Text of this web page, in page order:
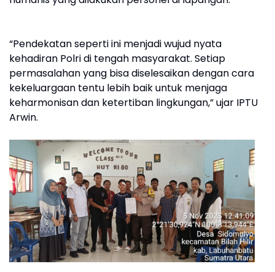
“Pendekatan seperti ini menjadi wujud nyata
kehadiran Polri di tengah masyarakat. Setiap
permasalahan yang bisa diselesaikan dengan cara
kekeluargaan tentu lebih baik untuk menjaga
keharmonisan dan ketertiban lingkungan,” ujar IPTU
Arwin.